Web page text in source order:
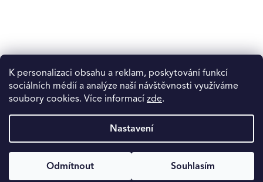
K personalizaci obsahu a reklam, poskytování funkcí
sociálních médií a analýze naší návštěvnosti využíváme
soubory cookies. Více informací zde.
Nastavení
Odmítnout Souhlasím